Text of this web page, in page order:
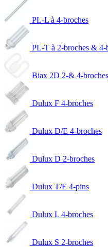
PL-L à 4-broches
PL-T à 2-broches & 4-
Biax 2D 2-& 4-broches
Dulux F 4-broches
Dulux D/E 4-broches
Dulux D 2-broches
Dulux T/E 4-pins
Dulux L 4-broches
Dulux S 2-broches